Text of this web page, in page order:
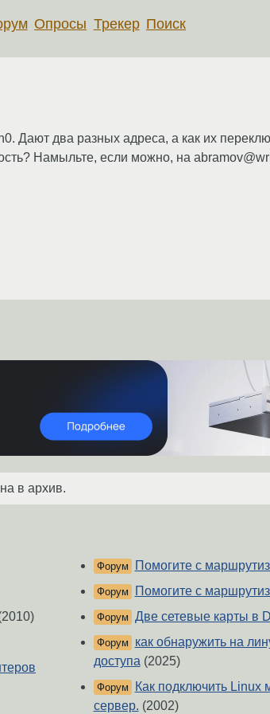
Опросы Трекер Поиск
Дают два разных адреса, а как их
Намыльте, если можно, на
в архив.
Форум Помогите с
Форум Помогите с
Форум Две сетевые карты в
Форум
как обнаружить на
доступа(2025)
Форум
Как подключить Linux
сервер. (2002)